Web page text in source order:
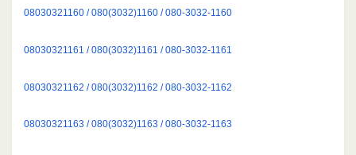
08030321160 / 080(3032)1160 / 080-3032-1160
08030321161 / 080(3032)1161 / 080-3032-1161
08030321162 / 080(3032)1162 / 080-3032-1162
08030321163 / 080(3032)1163 / 080-3032-1163